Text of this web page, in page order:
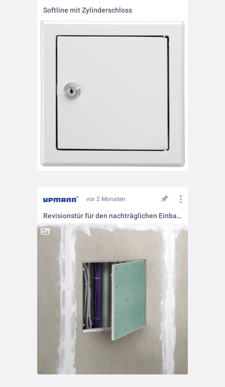
Softline mit Zylinderschloss
vor 2 Monaten
Revisionstür für den nachträglichen Einbau - Einschub